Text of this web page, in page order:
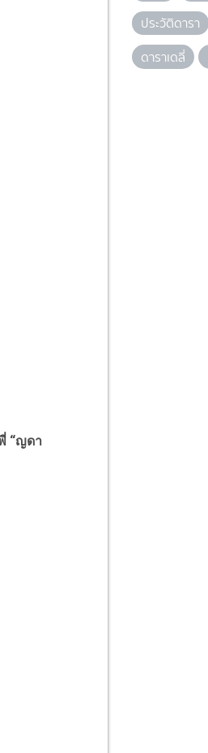
“ญดา
ประวัติดารา
ดาราเดลี่